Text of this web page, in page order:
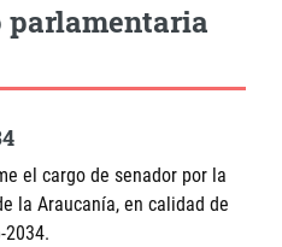
parlamentaria
el cargo de senador por la
la Araucanía, en calidad de
2034.